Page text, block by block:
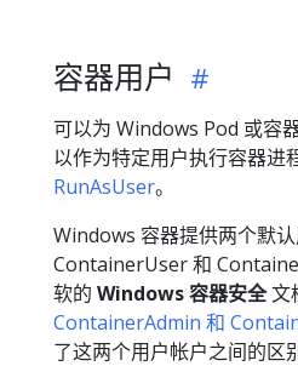
容器用户
可以为 Windows Pod 或容
以作为特定用户执行容器进
RunAsUser。
Windows 容器提供两个默认
ContainerUser 和
软的 Windows 容器安全文
ContainerAdmin 和
了这两个用户帐户之间的区